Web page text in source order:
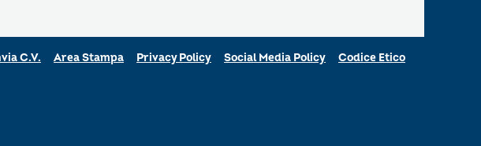
C.V. Area Stampa Privacy Policy Social Media Policy Codice Etico